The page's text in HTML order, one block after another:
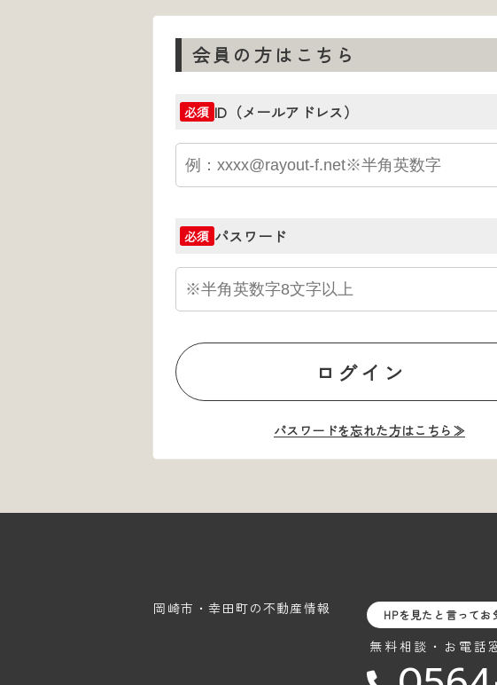
会員の方はこちら
必須 ID（メールアドレス）
必須 パスワード
ログイン
パスワードを忘れた方はこちら≫
岡崎市・幸田町の不動産情報 HPを見たと言って
無料相談・お電話